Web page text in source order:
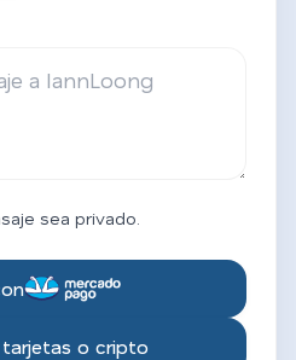
sea privado.
o cripto